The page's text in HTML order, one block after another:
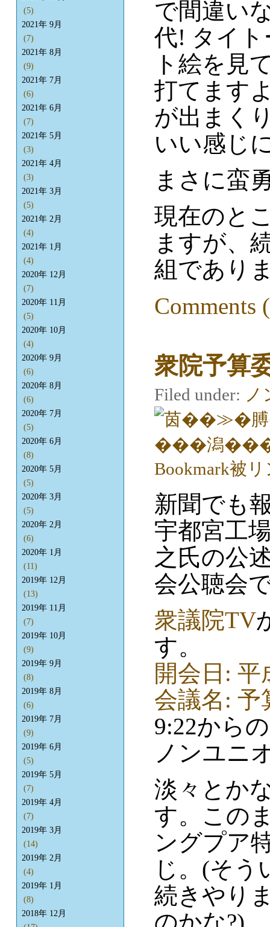
で間違い
代! タイ
ト絵を見
打てます
が出まく
いい感じ
まさに蛮
現在のと
ますが、
組であり
Comments
衆院予算
Filed under: ノ
新聞でも
宇都宮工
之氏の公
会公聴会
衆議院TV
す。
開会日: 平
会議名: 予
9:22から
ノンユニ
淡々とか
す。この
ングプア
じ。(そう
続きやり
(5)
2021年 9月
(7)
2021年 8月
(9)
2021年 7月
(6)
2021年 6月
(7)
2021年 5月
(3)
2021年 4月
(3)
2021年 3月
(5)
2021年 2月
(4)
2021年 1月
(4)
2020年 12月
(7)
2020年 11月
(5)
2020年 10月
(4)
2020年 9月
(6)
2020年 8月
(6)
2020年 7月
(5)
2020年 6月
(8)
2020年 5月
(5)
2020年 3月
(5)
2020年 2月
(6)
2020年 1月
(11)
2019年 12月
(13)
2019年 11月
(7)
2019年 10月
(9)
2019年 9月
(8)
2019年 8月
(6)
2019年 7月
(9)
2019年 6月
(5)
2019年 5月
(7)
2019年 4月
(7)
2019年 3月
(14)
2019年 2月
(4)
2019年 1月
(8)
2018年 12月